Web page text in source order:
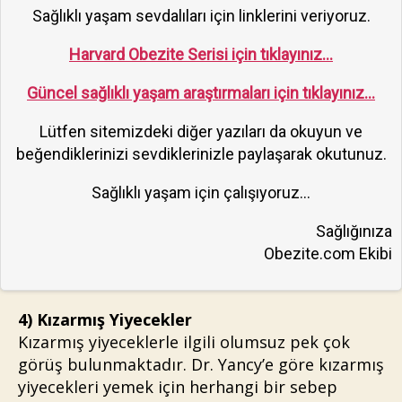
Sağlıklı yaşam sevdalıları için linklerini veriyoruz.
Harvard Obezite Serisi için tıklayınız…
Güncel sağlıklı yaşam araştırmaları için tıklayınız…
Lütfen sitemizdeki diğer yazıları da okuyun ve
beğendiklerinizi sevdiklerinizle paylaşarak okutunuz.
Sağlıklı yaşam için çalışıyoruz…
Sağlığınıza
Obezite.com Ekibi
4) Kızarmış Yiyecekler
Kızarmış yiyeceklerle ilgili olumsuz pek çok
görüş bulunmaktadır. Dr. Yancy’e göre kızarmış
yiyecekleri yemek için herhangi bir sebep